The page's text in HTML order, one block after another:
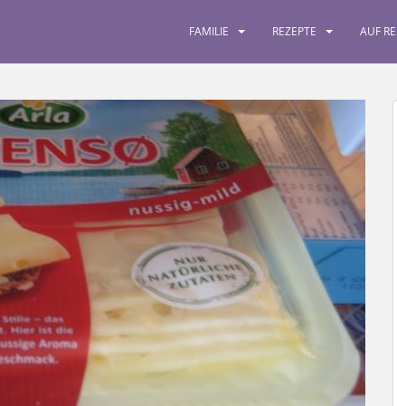
FAMILIE REZEPTE AUF